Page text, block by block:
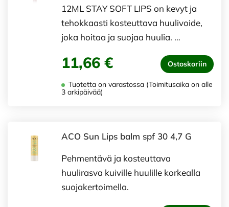
12ML STAY SOFT LIPS on kevyt ja
tehokkaasti kosteuttava huulivoide,
joka hoitaa ja suojaa huulia. …
11,66 € Ostoskoriin
Tuotetta on varastossa (Toimitusaika on alle
3 arkipäivää)
ACO Sun Lips balm spf 30 4,7 G
Pehmentävä ja kosteuttava
huulirasva kuiville huulille korkealla
suojakertoimella.